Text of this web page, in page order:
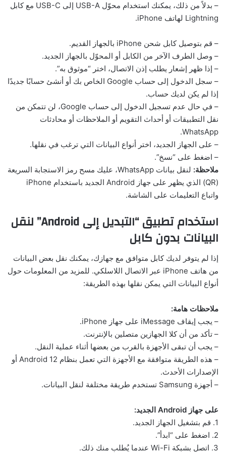
– بدلاً من ذلك، يمكنك استخدام محوّل USB-A إلى USB-C مع كابل
Lightning لهاتف iPhone.
– قم بتوصيل كابل شحن iPhone بالجهاز القديم.
– وصل الطرف الآخر من الكابل أو المحوّل بالجهاز الجديد.
– إذا ظهر إشعار يطلب إذن الاتصال، اختر “موثوق به”.
– سجل الدخول إلى حساب Google الخاص بك أو أنشئ حسابًا جديدًا
إذا لم يكن لديك حساب.
– في حال عدم تسجيل الدخول إلى حساب Google، لن تتمكن من
نقل التطبيقات أو أحداث التقويم أو الملاحظات أو محادثات
WhatsApp.
– على الجهاز الجديد، اختر أنواع البيانات التي ترغب في نقلها.
– اضغط على “نسخ”.
ملاحظة:
لنقل بيانات WhatsApp، عليك مسح رمز الاستجابة السريعة
(QR) الذي يظهر على جهاز Android الجديد باستخدام iPhone
واتباع التعليمات على الشاشة.
استخدام تطبيق “التبديل إلى Android” لنقل
البيانات بدون كابل
إذا لم يتوفر لديك كابل متوافق مع جهازك، يمكنك نقل بعض البيانات
من هاتف iPhone عبر الاتصال اللاسلكي. للمزيد من المعلومات حول
أنواع البيانات التي يمكن نقلها بهذه الطريقة:
ملاحظات هامة:
– يجب إيقاف iMessage على جهاز iPhone.
– تأكد من أن كلا الجهازين متصلين بالإنترنت.
– يجب أن تبقى الأجهزة بالقرب من بعضها أثناء عملية النقل.
– هذه الطريقة متوافقة مع الأجهزة التي تعمل بنظام Android 12 أو
الإصدارات الأحدث.
– أجهزة Samsung تستخدم طريقة مختلفة لنقل البيانات.
على جهاز Android الجديد:
1. قم بتشغيل الجهاز الجديد.
2. اضغط على “ابدأ”.
3. اتصل بشبكة Wi-Fi عندما يُطلب منك ذلك.